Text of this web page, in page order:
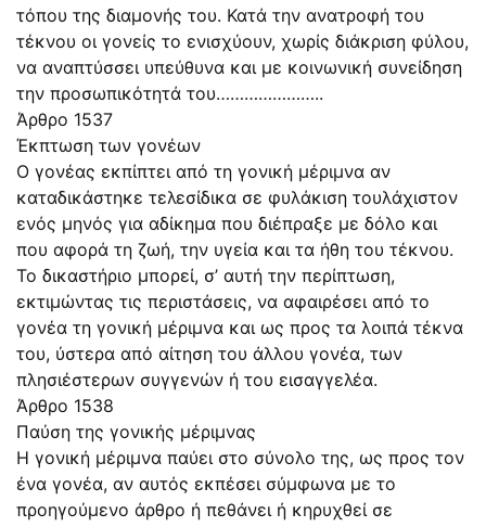
τόπου της διαμονής του. Κατά την ανατροφή του
τέκνου οι γονείς το ενισχύουν, χωρίς διάκριση φύλου,
να αναπτύσσει υπεύθυνα και με κοινωνική συνείδηση
την προσωπικότητά του…………………..
Άρθρο 1537
Έκπτωση των γονέων
Ο γονέας εκπίπτει από τη γονική μέριμνα αν
καταδικάστηκε τελεσίδικα σε φυλάκιση τουλάχιστον
ενός μηνός για αδίκημα που διέπραξε με δόλο και
που αφορά τη ζωή, την υγεία και τα ήθη του τέκνου.
Το δικαστήριο μπορεί, σ’ αυτή την περίπτωση,
εκτιμώντας τις περιστάσεις, να αφαιρέσει από το
γονέα τη γονική μέριμνα και ως προς τα λοιπά τέκνα
του, ύστερα από αίτηση του άλλου γονέα, των
πλησιέστερων συγγενών ή του εισαγγελέα.
Άρθρο 1538
Παύση της γονικής μέριμνας
Η γονική μέριμνα παύει στο σύνολο της, ως προς τον
ένα γονέα, αν αυτός εκπέσει σύμφωνα με το
προηγούμενο άρθρο ή πεθάνει ή κηρυχθεί σε